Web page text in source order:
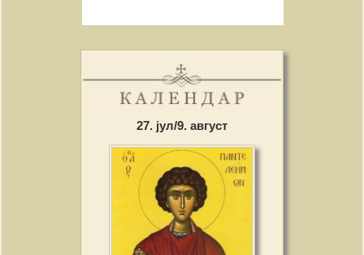
27. јул/9. август